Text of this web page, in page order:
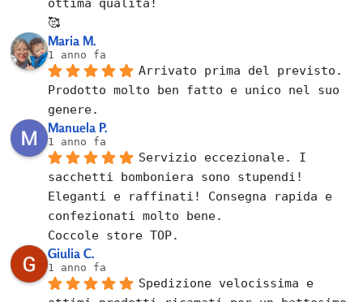
🥰
Maria M.
1 anno fa
Arrivato prima del previsto.
Prodotto molto ben fatto e unico nel suo
genere.
Manuela P.
1 anno fa
Servizio eccezionale. I
sacchetti bomboniera sono stupendi!
Eleganti e raffinati! Consegna rapida e
confezionati molto bene.
Coccole store TOP.
Giulia C.
1 anno fa
Spedizione velocissima e